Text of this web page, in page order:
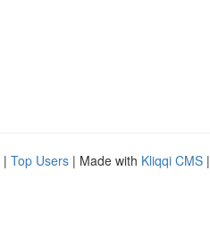
| Top Users | Made with Kliqqi CMS |